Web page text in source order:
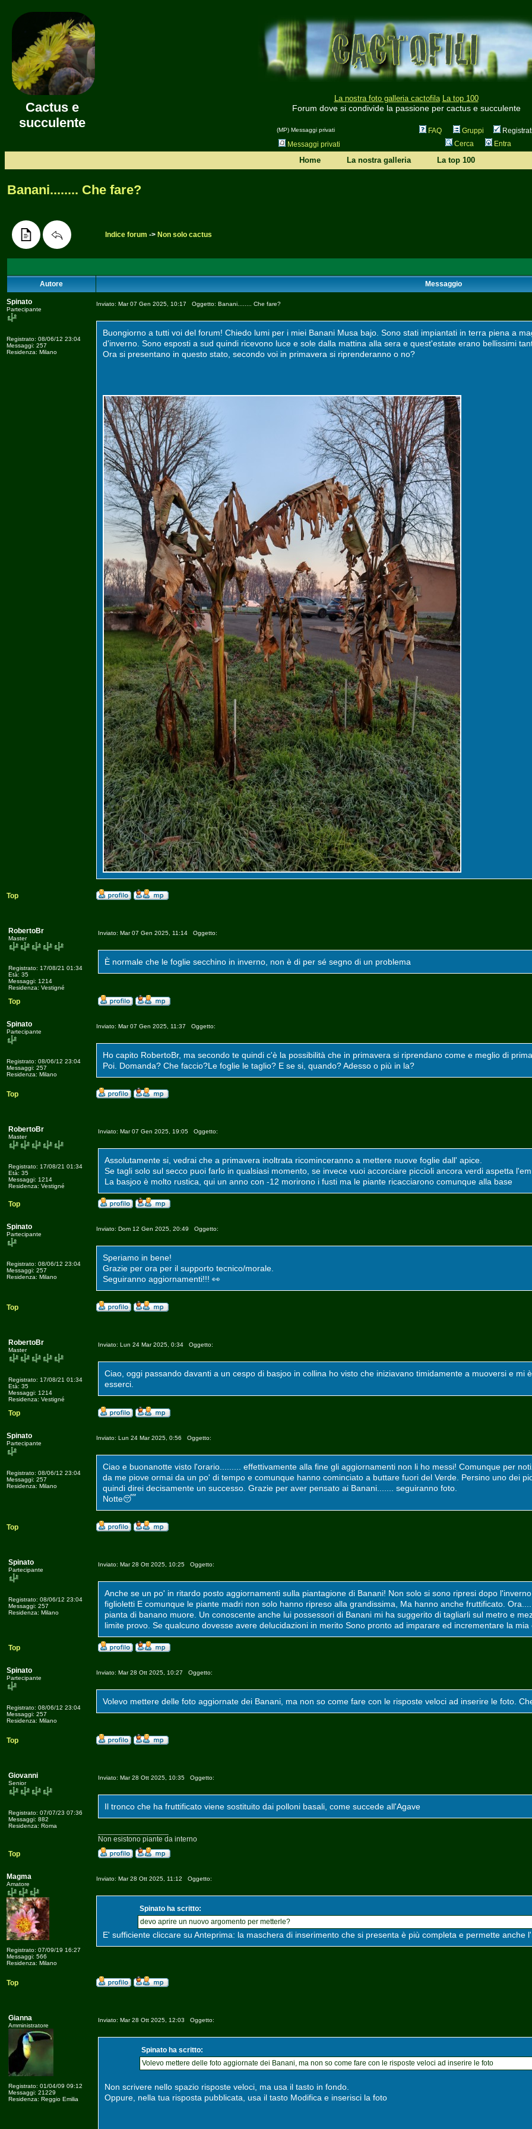
Cactus e
succulente
La nostra foto galleria cactofila La top 100
Forum dove si condivide la passione per cactus e succulente
(MP) Messaggi privati FAQ Gruppi
Messaggi privati
Cerca Entra
Home La nostra galleria La top 100
Banani........ Che fare?
Indice forum -> Non solo cactus
Autore Messaggio
Spinato
Partecipante
Registrato: 08/06/12 23:04
Messaggi: 257
Residenza: Milano
Inviato: Mar 07 Gen 2025, 10:17 Oggetto: Banani........ Che fare?
Buongiorno a tutti voi del forum! Chiedo lumi per i miei Banani Musa bajo. Sono stati impiantati in terra piena a
d'inverno. Sono esposti a sud quindi ricevono luce e sole dalla mattina alla sera e quest'estate erano bellissimi
Ora si presentano in questo stato, secondo voi in primavera si riprenderanno o no?
Top
RobertoBr
Master
Registrato: 17/08/21 01:34
Età: 35
Messaggi: 1214
Residenza: Vestigné
Inviato: Mar 07 Gen 2025, 11:14 Oggetto:
È normale che le foglie secchino in inverno, non è di per sé segno di un problema
Top
Spinato
Partecipante
Registrato: 08/06/12 23:04
Messaggi: 257
Residenza: Milano
Inviato: Mar 07 Gen 2025, 11:37 Oggetto:
Ho capito RobertoBr, ma secondo te quindi c'è la possibilità che in primavera si riprendano come e meglio di
Poi. Domanda? Che faccio?Le foglie le taglio? E se si, quando? Adesso o più in la?
Top
RobertoBr
Master
Registrato: 17/08/21 01:34
Età: 35
Messaggi: 1214
Residenza: Vestigné
Inviato: Mar 07 Gen 2025, 19:05 Oggetto:
Assolutamente si, vedrai che a primavera inoltrata ricominceranno a mettere nuove foglie dall' apice.
Se tagli solo sul secco puoi farlo in qualsiasi momento, se invece vuoi accorciare piccioli ancora verdi aspetta
La basjoo è molto rustica, qui un anno con -12 morirono i fusti ma le piante ricacciarono comunque alla base
Top
Spinato
Partecipante
Registrato: 08/06/12 23:04
Messaggi: 257
Residenza: Milano
Inviato: Dom 12 Gen 2025, 20:49 Oggetto:
Speriamo in bene!
Grazie per ora per il supporto tecnico/morale.
Seguiranno aggiornamenti!!! 👀
Top
RobertoBr
Master
Registrato: 17/08/21 01:34
Età: 35
Messaggi: 1214
Residenza: Vestigné
Inviato: Lun 24 Mar 2025, 0:34 Oggetto:
Ciao, oggi passando davanti a un cespo di basjoo in collina ho visto che iniziavano timidamente a muoversi e
esserci.
Top
Spinato
Partecipante
Registrato: 08/06/12 23:04
Messaggi: 257
Residenza: Milano
Inviato: Lun 24 Mar 2025, 0:56 Oggetto:
Ciao e buonanotte visto l'orario......... effettivamente alla fine gli aggiornamenti non li ho messi! Comunque per
da me piove ormai da un po' di tempo e comunque hanno cominciato a buttare fuori del Verde. Persino uno dei
quindi direi decisamente un successo. Grazie per aver pensato ai Banani....... seguiranno foto.
Notte😴
Top
Spinato
Partecipante
Registrato: 08/06/12 23:04
Messaggi: 257
Residenza: Milano
Inviato: Mar 28 Ott 2025, 10:25 Oggetto:
Anche se un po' in ritardo posto aggiornamenti sulla piantagione di Banani! Non solo si sono ripresi dopo
figlioletti E comunque le piante madri non solo hanno ripreso alla grandissima, Ma hanno anche fruttificato.
pianta di banano muore. Un conoscente anche lui possessori di Banani mi ha suggerito di tagliarli sul metro e
limite provo. Se qualcuno dovesse avere delucidazioni in merito Sono pronto ad imparare ed incrementare la
Top
Spinato
Partecipante
Registrato: 08/06/12 23:04
Messaggi: 257
Residenza: Milano
Inviato: Mar 28 Ott 2025, 10:27 Oggetto:
Volevo mettere delle foto aggiornate dei Banani, ma non so come fare con le risposte veloci ad inserire le foto.
Top
Giovanni
Senior
Registrato: 07/07/23 07:36
Messaggi: 882
Residenza: Roma
Inviato: Mar 28 Ott 2025, 10:35 Oggetto:
Il tronco che ha fruttificato viene sostituito dai polloni basali, come succede all'Agave
Non esistono piante da interno
Top
Magma
Amatore
Registrato: 07/09/19 16:27
Messaggi: 566
Residenza: Milano
Inviato: Mar 28 Ott 2025, 11:12 Oggetto:
Spinato ha scritto:
devo aprire un nuovo argomento per metterle?
E' sufficiente cliccare su Anteprima: la maschera di inserimento che si presenta è più completa e permette anche
Top
Gianna
Amministratore
Registrato: 01/04/09 09:12
Messaggi: 21229
Residenza: Reggio Emilia
Inviato: Mar 28 Ott 2025, 12:03 Oggetto:
Spinato ha scritto:
Volevo mettere delle foto aggiornate dei Banani, ma non so come fare con le risposte veloci ad inserire le foto
Non scrivere nello spazio risposte veloci, ma usa il tasto in fondo.
Oppure, nella tua risposta pubblicata, usa il tasto Modifica e inserisci la foto